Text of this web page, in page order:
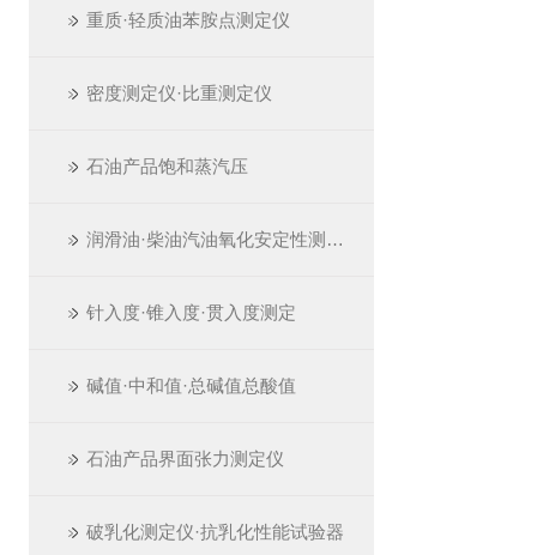
重质·轻质油苯胺点测定仪
密度测定仪·比重测定仪
石油产品饱和蒸汽压
润滑油·柴油汽油氧化安定性测定仪
针入度·锥入度·贯入度测定
碱值·中和值·总碱值总酸值
石油产品界面张力测定仪
破乳化测定仪·抗乳化性能试验器